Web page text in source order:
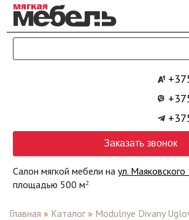
Перейти к основному содержанию
Заказать звонок
Салон мягкой мебели наул. Маяковского
площадью 500 м2
Главная » Каталог » Modulnye Divany